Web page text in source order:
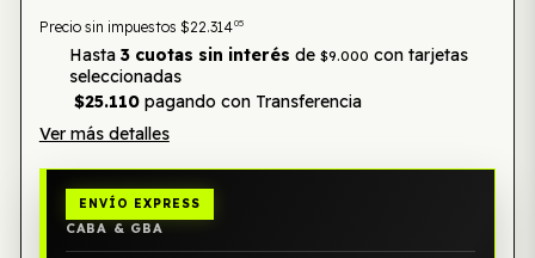
Precio sin impuestos $22.31405
Hasta 3 cuotas sin interés de $9.000 con tarjetas
seleccionadas
$25.110pagando con Transferencia
Ver más detalles
ENVÍO EXPRESS
CABA & GBA